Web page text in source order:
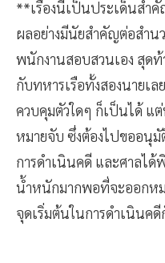
**เรื่องนี้เป็นประเด็นสำคั
ผลอย่างมีนัยสำคัญต่อสำน
พนักงานสอบสวนเอง สุดท้
กับทหารเรือทั้งสองนายเ
ควบคุมตัวใดๆ ก็เป็นได้ แ
หมายจับ ซึ่งต้องไปขออนุมั
การดำเนินคดี และศาลไ
น้ำหนักมากพอที่จะออกหม
จุดเริ่มต้นในการดำเนินค